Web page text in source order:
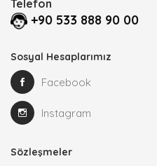
Telefon
+90 533 888 90 00
Sosyal Hesaplarımız
Facebook
Instagram
Sözleşmeler